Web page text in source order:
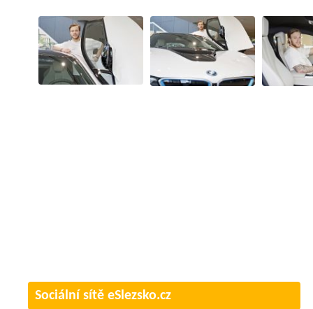
Sociální sítě eSlezsko.cz